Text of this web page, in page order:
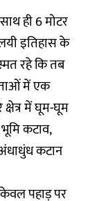
ही 6 मोटर
इतिहास के
रहे कि तब
में एक
में घूम-घूम
कटाव,
कटान
पहाड़ पर